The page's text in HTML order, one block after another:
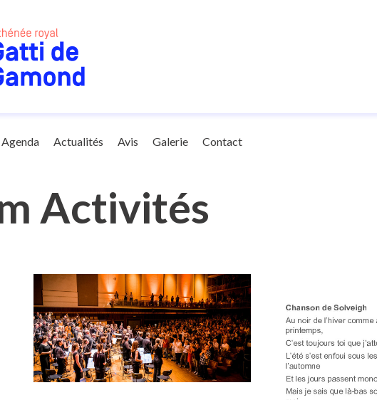
Agenda Actualités Avis Galerie Contact
Activités